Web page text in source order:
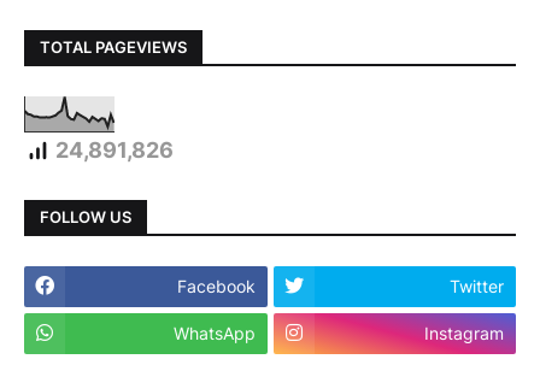
TOTAL PAGEVIEWS
24,891,826
FOLLOW US
Facebook Twitter
WhatsApp Instagram